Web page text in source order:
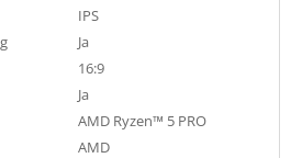
IPS
Ja
16:9
Ja
AMD Ryzen™ 5 PRO
AMD